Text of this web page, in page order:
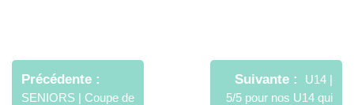
de
l’article
Précédente
SENIORS | Coupe de
Suivante
U14 |
5/5 pour nos U14 qui